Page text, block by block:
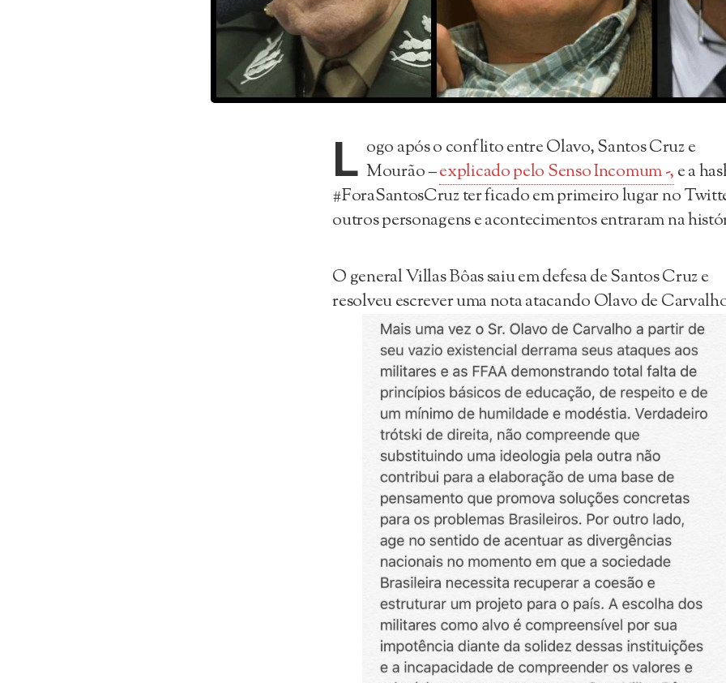
L ogo após o conflito entre Olavo, Santos Cruz e
Mourão –explicado pelo Senso Incomum -, e a
#ForaSantosCruz ter ficado em primeiro lugar no
outros personagens e acontecimentos entraram na
O general Villas Bôas saiu em defesa de Santos Cruz e
resolveu escrever uma nota atacando Olavo de